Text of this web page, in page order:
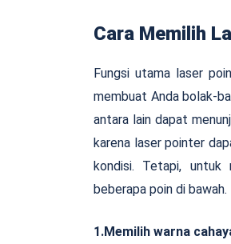
Cara Memilih
Fungsi utama laser
membuat Anda bolak-
antara lain dapat
karena laser pointer
kondisi. Tetapi, untuk
beberapa poin di bawah.
1.Memilih warna